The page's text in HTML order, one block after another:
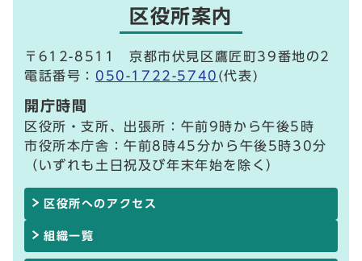
区役所案内
〒612-8511 京都市伏見区鷹匠町39番地の2
電話番号： 050-1722-5740 (代表)
開庁時間
区役所・支所、出張所：午前9時から午後5時
市役所本庁舎：午前8時45分から午後5時30分
（いずれも土日祝及び年末年始を除く）
区役所へのアクセス
組織一覧